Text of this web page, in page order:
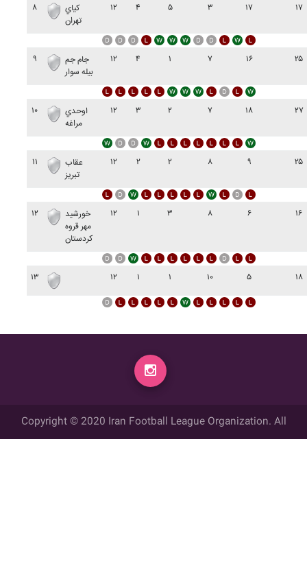
۸
کياي
تهران
۱۲ ۴ ۵ ۳ ۱۷ ۱۷
۹
جام جم
بيله سوار
۱۲ ۴ ۱ ۷ ۱۶ ۲۵
۱۰
اوحدي
مراغه
۱۲ ۳ ۲ ۷ ۱۸ ۲۷
۱۱
عقاب
تبريز
۱۲ ۲ ۲ ۸ ۹ ۲۵
۱۲
خورشيد
مهر قروه
کردستان
۱۲ ۱ ۳ ۸ ۶ ۱۶
۱۳ ۱۲ ۱ ۱ ۱۰ ۵ ۱۸
Copyright © 2020 Iran Football League Organization. All